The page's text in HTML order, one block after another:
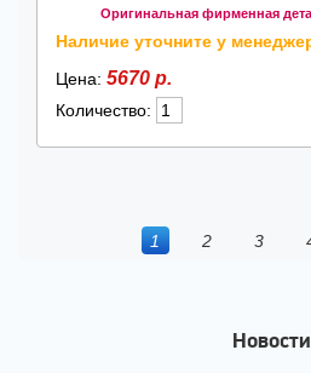
Оригинальная фирменная
Наличие уточните у
Цена: 5670 р.
Количество:
1 2 3
Новости